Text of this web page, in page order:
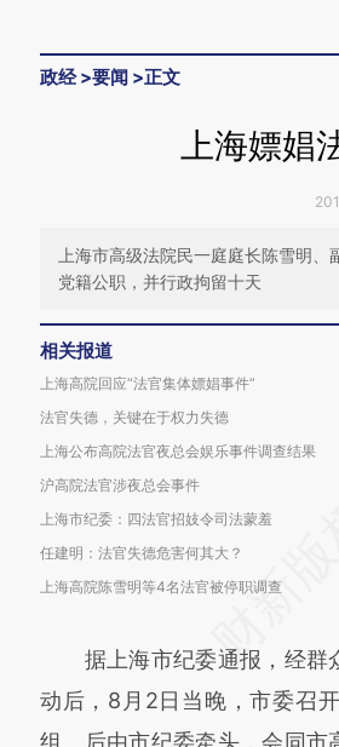
政经>要闻 >正文
上海嫖娼
上海市高级法院民一庭庭长陈雪明
党籍公职，并行政拘留十天
相关报道
上海高院回应“法官集体嫖娼事件”
法官失德，关键在于权力失德
上海公布高院法官夜总会娱乐事件调查结果
沪高院法官涉夜总会事件
上海市纪委：四法官招妓令司法蒙羞
任建明：法官失德危害何其大？
上海高院陈雪明等4名法官被停职调查
据上海市纪委通报，经群
动后，8月2日当晚，市委召
组。后由市纪委牵头，会同